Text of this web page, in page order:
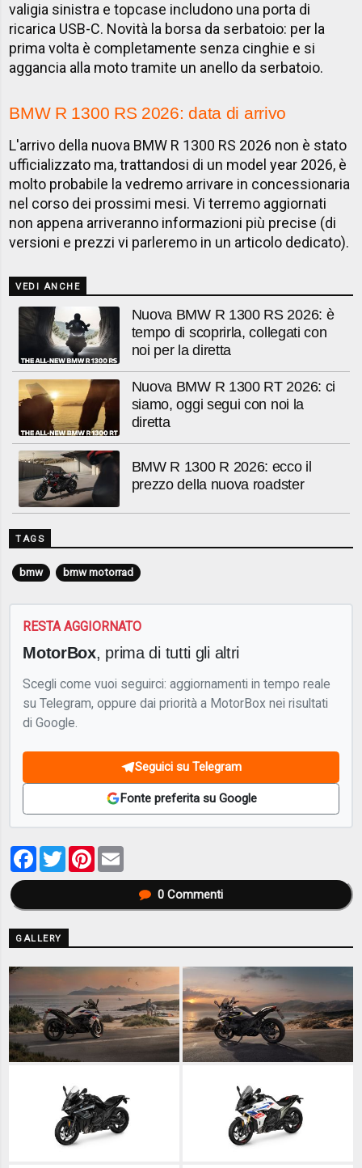
valigia sinistra e topcase includono una porta di
ricarica USB-C. Novità la borsa da serbatoio: per la
prima volta è completamente senza cinghie e si
aggancia alla moto tramite un anello da serbatoio.
BMW R 1300 RS 2026: data di arrivo
L'arrivo della nuova BMW R 1300 RS 2026 non è stato
ufficializzato ma, trattandosi di un model year 2026, è
molto probabile la vedremo arrivare in concessionaria
nel corso dei prossimi mesi. Vi terremo aggiornati
non appena arriveranno informazioni più precise (di
versioni e prezzi vi parleremo in un articolo dedicato).
VEDI ANCHE
Nuova BMW R 1300 RS 2026: è
tempo di scoprirla, collegati con
noi per la diretta
Nuova BMW R 1300 RT 2026: ci
siamo, oggi segui con noi la
diretta
BMW R 1300 R 2026: ecco il
prezzo della nuova roadster
TAGS
bmw bmw motorrad
RESTA AGGIORNATO
MotorBox, prima di tutti gli altri
Scegli come vuoi seguirci: aggiornamenti in tempo reale
su Telegram, oppure dai priorità a MotorBox nei risultati
di Google.
Seguici su Telegram
Fonte preferita su Google
Facebook
TwitterPinterest
0Commenti
GALLERY